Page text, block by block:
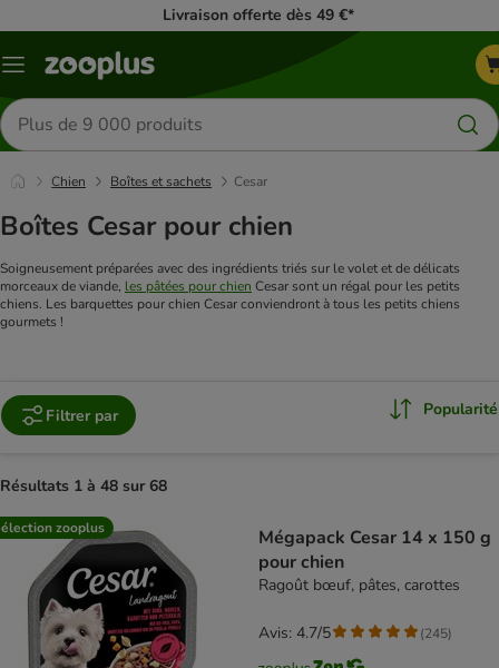
Livraison offerte dès 49 €*
Menu
Rechercher
des
produits
Chien Boîtes et sachets Cesar
Boîtes Cesar pour chien
Soigneusement préparées avec des ingrédients triés sur le volet et de délicats
morceaux de viande, les pâtées pour chien Cesar sont un régal pour les petits
chiens. Les barquettes pour chien Cesar conviendront à tous les petits chiens
gourmets !
Filtrer par Popularité
Résultats 1 à 48 sur 68
product items have been changed
zooplus
Mégapack Cesar 14 x 150 g
pour chien
Ragoût bœuf, pâtes, carottes
Avis: 4.7/5 (245)